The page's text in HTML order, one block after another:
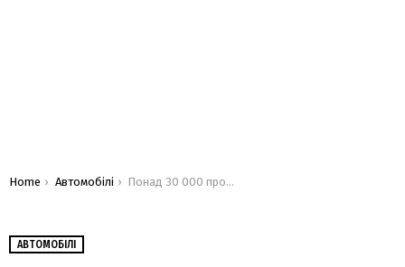
You are here:
Home Автомобілі Понад 30 000 продажів за місяць: яким є найпопулярніший електромобіль у Китаї
АВТОМОБІЛІ